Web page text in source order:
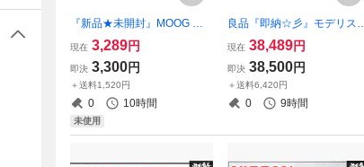
『新品★未開封』MOOG ス
テアリング センターリンク
DS-909 シボレー モンテカル
ロ 19781988 エルカミーノ 1
9781987など
現在 3,289円
即決 3,300円
＋送料1,520円
0 10時間
未使用
良品『即納☆彡』モデリスタ
ZRR80G ZWR80G エスクァ
イア 後期 カラー 202 ブラッ
ク フロント リップスポイラ
ー エアロ 外装 D2531-55620
現在 38,489円
即決 38,500円
＋送料6,420円
0 9時間